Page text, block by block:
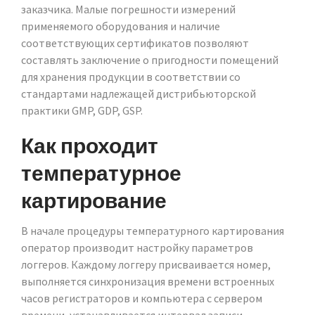
заказчика. Малые погрешности измерений
применяемого оборудования и наличие
соответствующих сертификатов позволяют
составлять заключение о пригодности помещений
для хранения продукции в соответствии со
стандартами надлежащей дистрибьюторской
практики GMP, GDP, GSP.
Как проходит
температурное
картирование
В начале процедуры температурного картирования
оператор производит настройку параметров
логгеров. Каждому логгеру присваивается номер,
выполняется синхронизация времени встроенных
часов регистраторов и компьютера с сервером